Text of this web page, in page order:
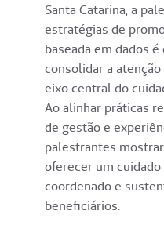
Santa Catarina, a
estratégias de
baseada em dados
consolidar a
eixo central do
Ao alinhar práticas
de gestão e
palestrantes
oferecer um
coordenado e
beneficiários.